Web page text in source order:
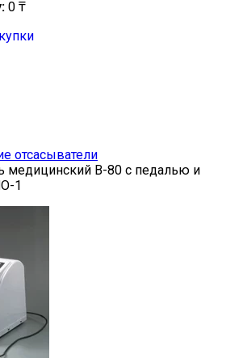
0 ₸
отсасыватели
медицинский В-80 с педалью и
1